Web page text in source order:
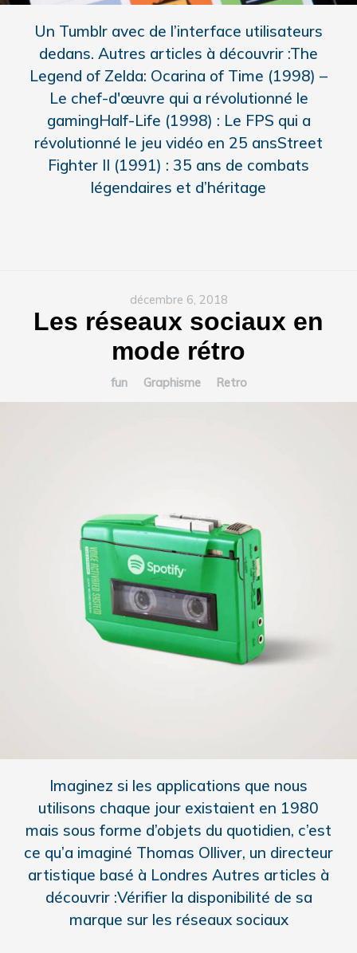
Un Tumblr avec de l’interface utilisateurs
dedans. Autres articles à découvrir :The
Legend of Zelda: Ocarina of Time (1998) –
Le chef-d'œuvre qui a révolutionné le
gamingHalf-Life (1998) : Le FPS qui a
révolutionné le jeu vidéo en 25 ansStreet
Fighter II (1991) : 35 ans de combats
légendaires et d’héritage
décembre 6, 2018
Les réseaux sociaux en
mode rétro
fun Graphisme Retro
Imaginez si les applications que nous
utilisons chaque jour existaient en 1980
mais sous forme d’objets du quotidien, c’est
ce qu’a imaginé Thomas Olliver, un directeur
artistique basé à Londres Autres articles à
découvrir :Vérifier la disponibilité de sa
marque sur les réseaux sociaux